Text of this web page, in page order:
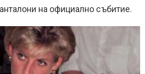
на официално събитие.